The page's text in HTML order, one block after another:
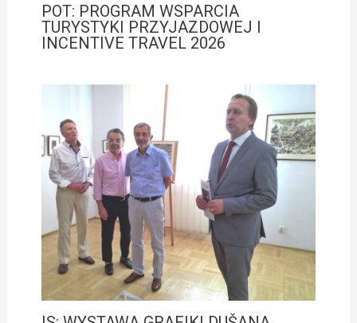
POT: PROGRAM WSPARCIA
TURYSTYKI PRZYJAZDOWEJ I
INCENTIVE TRAVEL 2026